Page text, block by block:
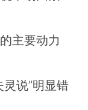
主要动力
说”明显错